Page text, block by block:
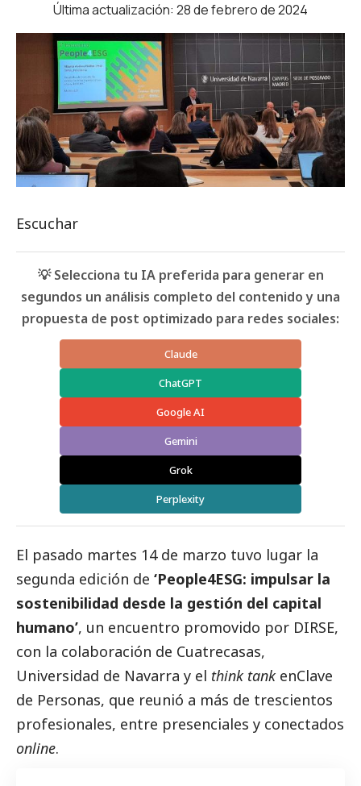
Última actualización: 28 de febrero de 2024
Escuchar
💡 Selecciona tu IA preferida para generar en
segundos un análisis completo del contenido y una
propuesta de post optimizado para redes sociales:
Claude
ChatGPT
Google AI
Gemini
Grok
Perplexity
El pasado martes 14 de marzo tuvo lugar la
segunda edición de ‘People4ESG: impulsar la
sostenibilidad desde la gestión del capital
humano’, un encuentro promovido por DIRSE,
con la colaboración de Cuatrecasas,
Universidad de Navarra y el think tank enClave
de Personas, que reunió a más de trescientos
profesionales, entre presenciales y conectados
online.